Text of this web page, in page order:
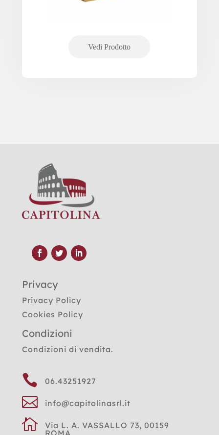
Privacy
Privacy Policy
Cookies Policy
Condizioni
Condizioni di vendita.
 06.43251927
 info@capitolinasrl.it

Via L. A. VASSALLO 73, 00159
ROMA